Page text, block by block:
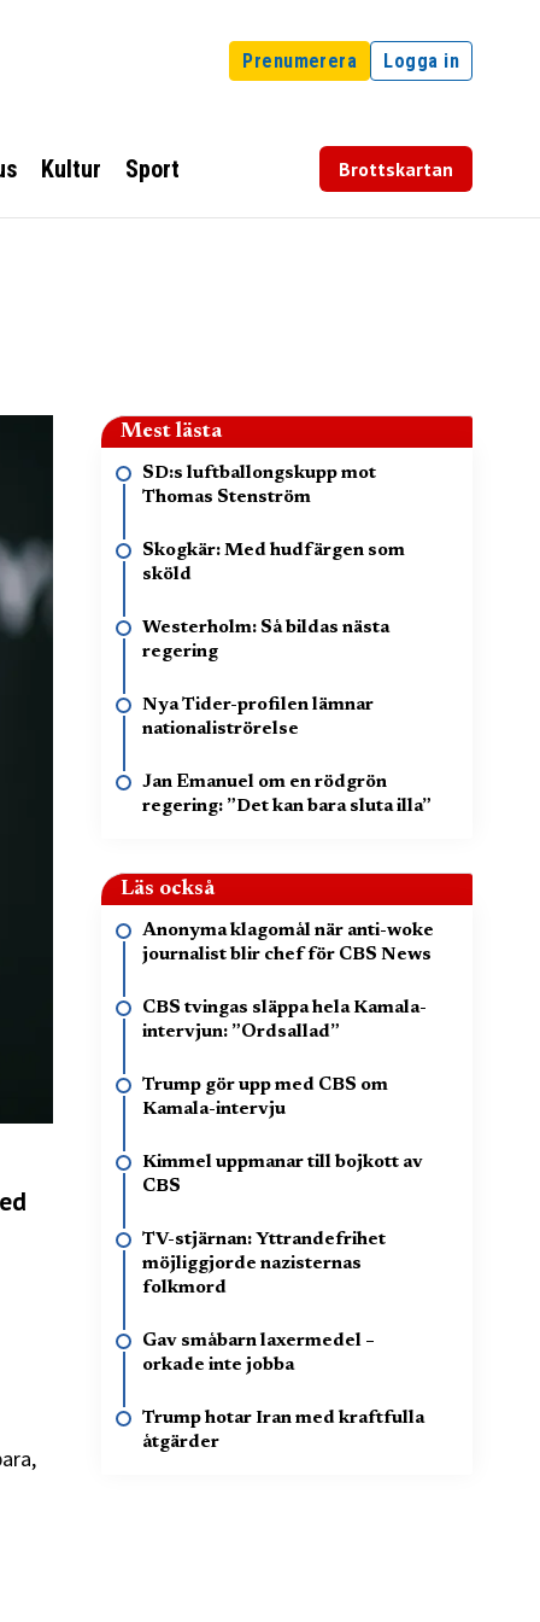
Prenumerera Logga in
Kultur Sport Brottskartan
Mest lästa
SD:s luftballongskupp mot
Thomas Stenström
Skogkär: Med hudfärgen som
sköld
Westerholm: Så bildas nästa
regering
Nya Tider-profilen lämnar
nationaliströrelse
Jan Emanuel om en rödgrön
regering: ”Det kan bara sluta illa”
Läs också
Anonyma klagomål när anti-woke
journalist blir chef för CBS News
CBS tvingas släppa hela Kamala-
intervjun: ”Ordsallad”
Trump gör upp med CBS om
Kamala-intervju
Kimmel uppmanar till bojkott av
CBS
TV-stjärnan: Yttrandefrihet
möjliggjorde nazisternas
folkmord
Gav småbarn laxermedel –
orkade inte jobba
Trump hotar Iran med kraftfulla
åtgärder